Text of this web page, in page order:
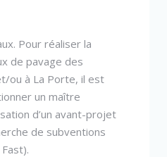
Pour réaliser la
de pavage des
ou à La Porte, il est
un maître
d’un avant-projet
de subventions